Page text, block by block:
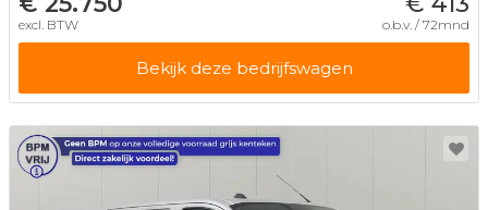
excl. BTW o.b.v. / 72mnd
Bekijk deze bedrijfswagen